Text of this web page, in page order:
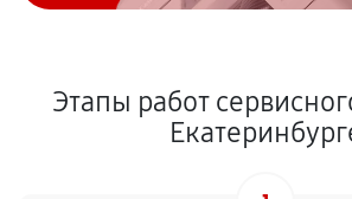
Этапы работ